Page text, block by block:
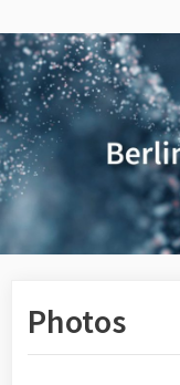
to
content
Photos